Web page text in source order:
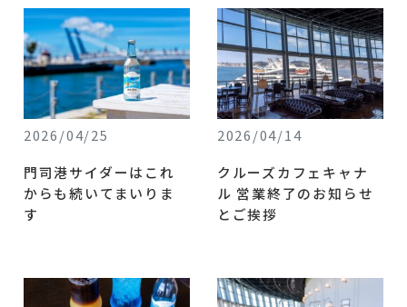
2026/04/25
門司港サイダーはこれ
からも続いてまいりま
す
2026/04/14
クルーズカフェキャナ
ル 営業終了のお知らせ
とご挨拶